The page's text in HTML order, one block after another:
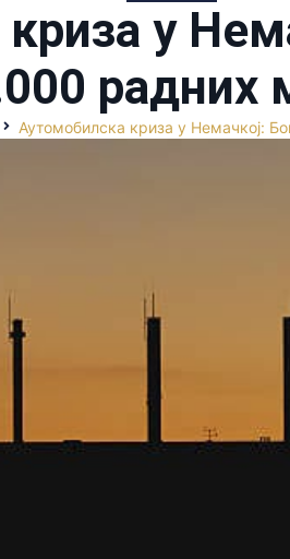
у
радних
Аутомобилска криза у Немачкој: